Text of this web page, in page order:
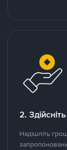
2.
Надішліть